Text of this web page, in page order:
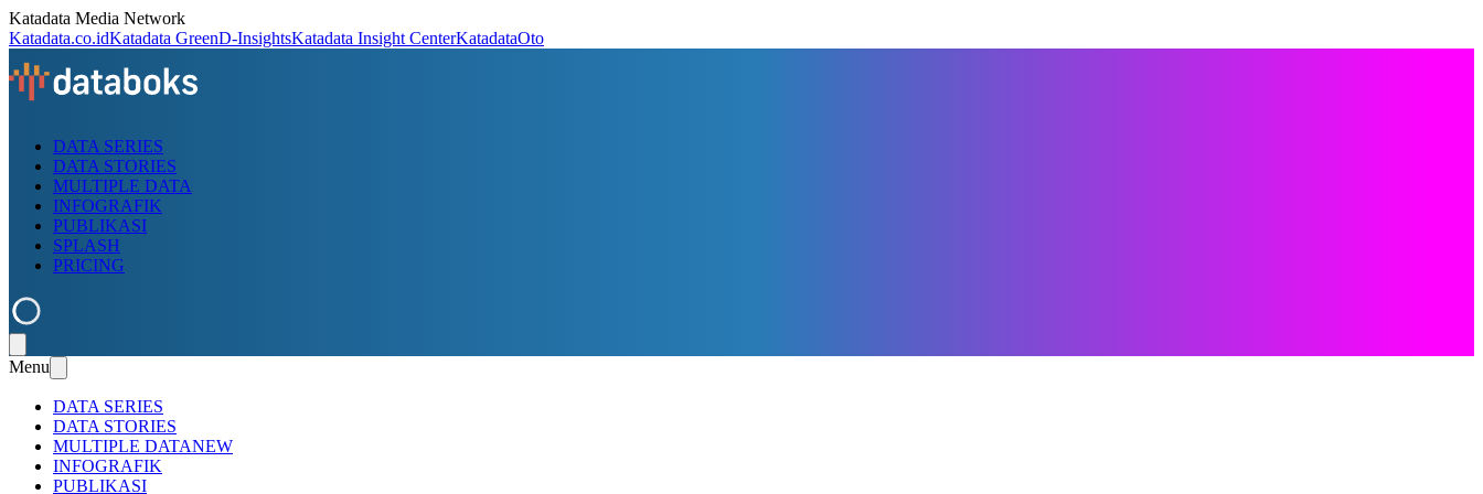
Katadata Media Network
Katadata.co.idKatadata GreenD-InsightsKatadata Insight CenterKatadataOto
DATA SERIES
DATA STORIES
MULTIPLE DATA
INFOGRAFIK
PUBLIKASI
SPLASH
PRICING
Menu
DATA SERIES
DATA STORIES
MULTIPLE DATANEW
INFOGRAFIK
PUBLIKASI